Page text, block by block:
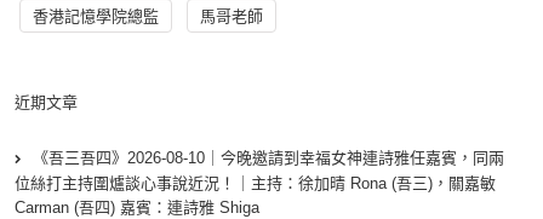
香港記憶學院總監 馬哥老師
近期文章
《吾三吾四》2026-08-10｜今晚邀請到幸福女神連詩雅任嘉賓，同兩
位絲打主持圍爐談心事說近況！｜主持：徐加晴 Rona (吾三)，關嘉敏
Carman (吾四) 嘉賓：連詩雅 Shiga